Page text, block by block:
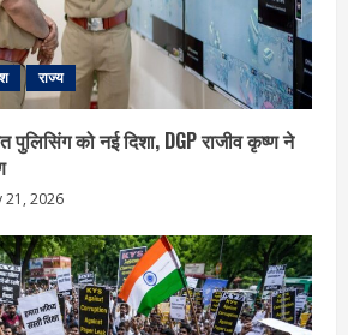
राज्य
को नई दिशा, DGP राजीव कृष्ण ने
21, 2026